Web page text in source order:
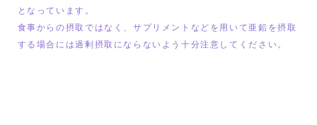
となっています。
食事からの摂取ではなく、サプリメントなどを用いて亜鉛を摂取
する場合には過剰摂取にならないよう十分注意してください。